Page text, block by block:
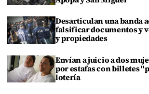
Desarticulan una banda
falsificar documentos y
y propiedades
Envían a juicio a dos
por estafas con billetes
lotería